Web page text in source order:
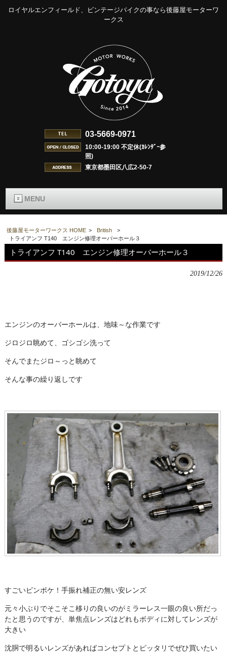
ロイヤルエンフィールド、ビンテージバイクの事なら後藤屋モーターワ
ークス
03-5669-0971
10:00-19:00 不定休(ｶﾚﾝﾀﾞｰ参
照)
東京都墨田区八広2-50-7
MENU
後藤屋モーターワークス HOME > British
>
トライアンフ T140 エンジン修理オーバーホール３
トライアンフ T140 エンジン修理オーバーホール３
2019/12/26
エンジンのオーバーホールは、地味～な作業です
ジロジロ眺めて、ゴシゴシ洗って
そんでまたジロ～っと眺めて
そんな事の繰り返しです
すごいピンボケ！手振れ補正の無い安レンズ
元々小ぶりでそこそこ移りの良いのがミラーレス一眼の良い所だっ
たと思うのですが、単焦点レンズはどれもボディに対してレンズが
大きい
沈胴で明るいレンズがあればコンセプトとピッタリでぜひ買いたい